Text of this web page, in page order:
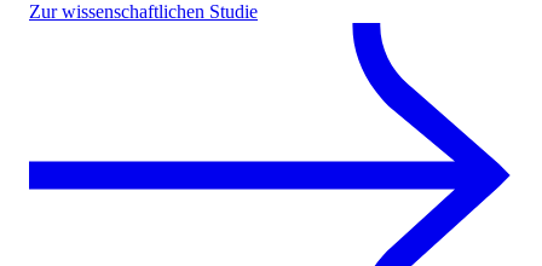
Zur wissenschaftlichen Studie